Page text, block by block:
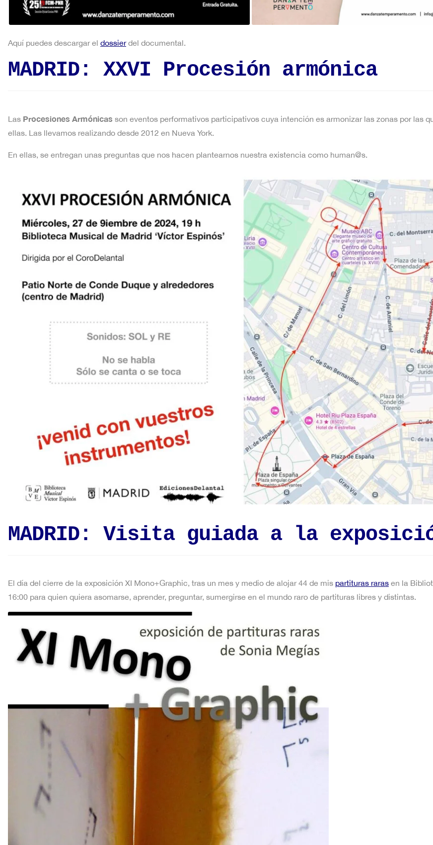
Aquí puedes descargar el dossierdel documental.
MADRID: XXVI Procesión armónica
Las Procesiones Armónicas son eventos performativos participativos cuya intención es armonizar las zonas por las
ellas. Las llevamos realizando desde 2012 en Nueva York.
En ellas, se entregan unas preguntas que nos hacen plantearnos nuestra existencia como human@s.
MADRID: Visita guiada a la
El día del cierre de la exposición XI Mono+Graphic, tras un mes y medio de alojar 44 de mis partituras raras en la
16:00 para quien quiera asomarse, aprender, preguntar, sumergirse en el mundo raro de partituras libres y distintas.